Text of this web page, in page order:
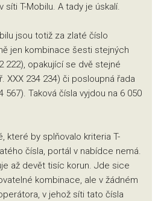
síti T-Mobilu. A tady je úskalí.
jsou totiž za zlaté číslo
jen kombinace šesti stejných
222), opakující se dvě stejné
XXX 234 234) či posloupná řada
567). Taková čísla vyjdou na 6 050
které by splňovalo kriteria T-
čísla, portál v nabídce nemá.
až devět tisíc korun. Jde sice
kombinace, ale v žádném
v jehož síti tato čísla